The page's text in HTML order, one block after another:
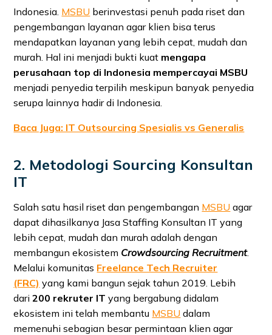
Indonesia. MSBU berinvestasi penuh pada riset dan
pengembangan layanan agar klien bisa terus
mendapatkan layanan yang lebih cepat, mudah dan
murah. Hal ini menjadi bukti kuat mengapa
perusahaan top di Indonesia mempercayai MSBU
menjadi penyedia terpilih meskipun banyak penyedia
serupa lainnya hadir di Indonesia.
Baca Juga: IT Outsourcing Spesialis vs Generalis
2. Metodologi Sourcing Konsultan
IT
Salah satu hasil riset dan pengembangan MSBU agar
dapat dihasilkanya Jasa Staffing Konsultan IT yang
lebih cepat, mudah dan murah adalah dengan
membangun ekosistem Crowdsourcing Recruitment.
Melalui komunitas Freelance Tech Recruiter
(FRC) yang kami bangun sejak tahun 2019. Lebih
dari200 rekruter IT yang bergabung didalam
ekosistem ini telah membantu MSBU dalam
memenuhi sebagian besar permintaan klien agar